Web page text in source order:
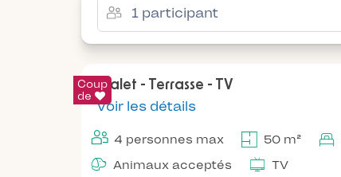
Coup
de
Chalet - Terrasse - TV
Voir les détails
4 personnes max 50 m²
Animaux acceptés
TV